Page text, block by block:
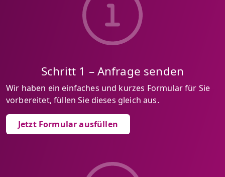
Schritt 1 – Anfrage senden
Wir haben ein einfaches und kurzes Formular für Sie
vorbereitet, füllen Sie dieses gleich aus.
Jetzt Formular ausfüllen